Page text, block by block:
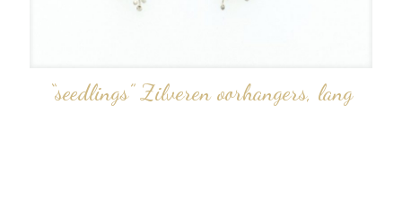
“seedlings” Zilveren oorhangers, lang